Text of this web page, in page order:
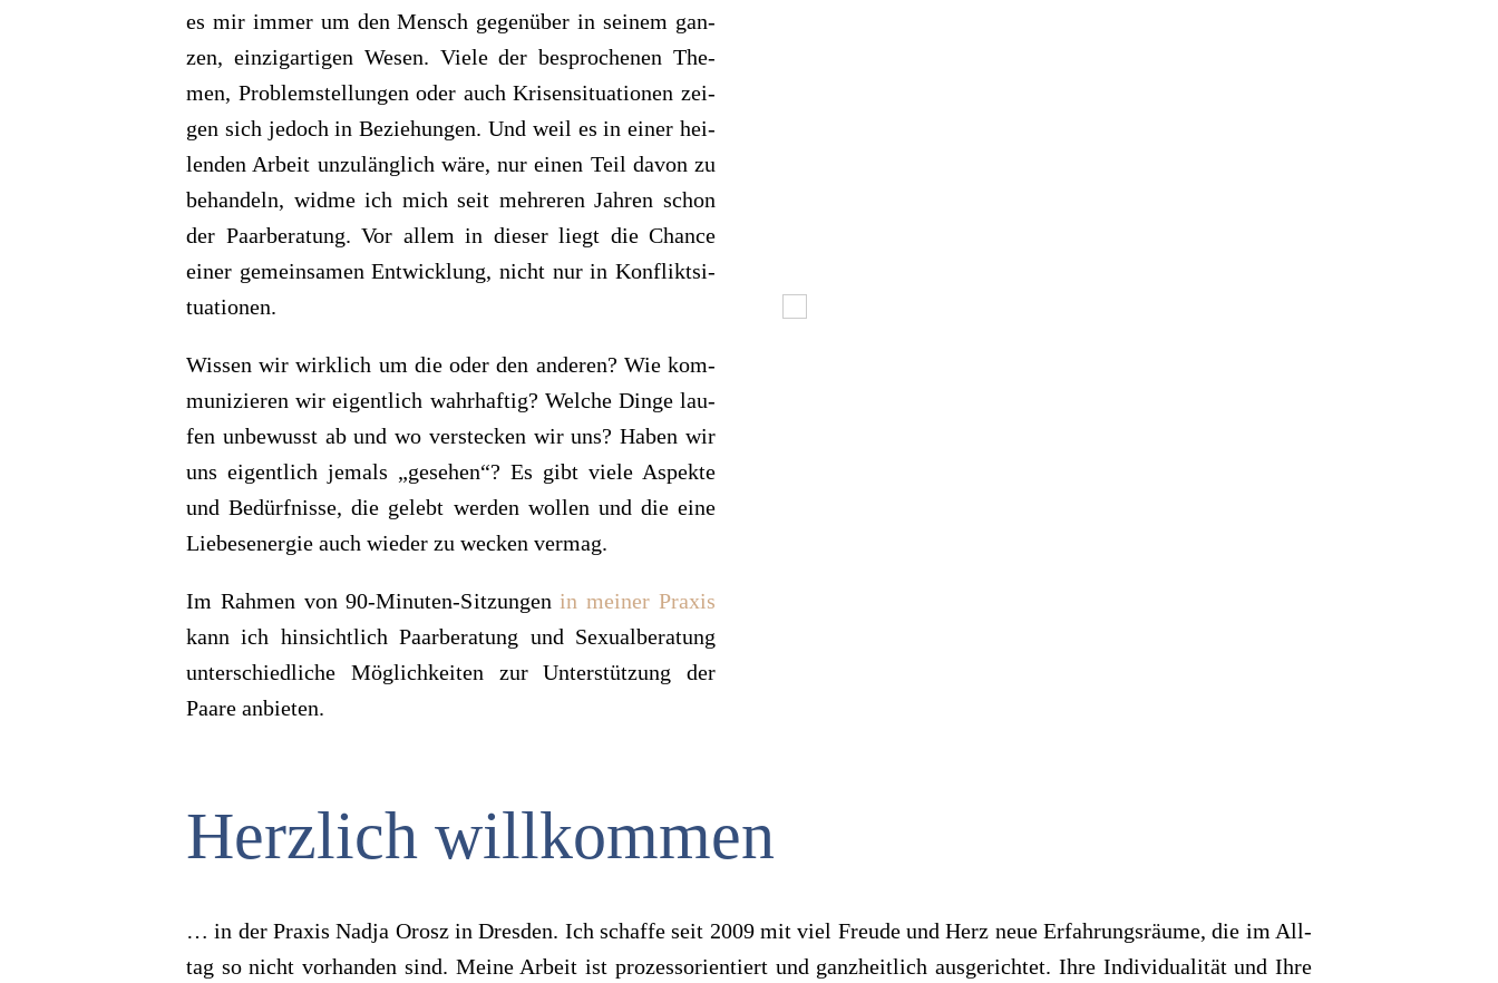
es mir immer um den Mensch gegen­über in sei­nem gan­
zen, ein­zig­ar­ti­gen Wesen. Viele der bespro­che­nen The­
men, Pro­blem­stel­lun­gen oder auch Kri­sen­si­tua­tio­nen zei­
gen sich jedoch in Bezie­hun­gen. Und weil es in einer hei­
len­den Arbeit unzu­läng­lich wäre, nur einen Teil davon zu
behan­deln, widme ich mich seit meh­re­ren Jah­ren schon
der Paar­be­ra­tung. Vor allem in die­ser liegt die Chance
einer gemein­sa­men Ent­wick­lung, nicht nur in Kon­flikt­si­
tua­tio­nen.
Wis­sen wir wirk­lich um die oder den ande­ren? Wie kom­
mu­ni­zie­ren wir eigent­lich wahr­haf­tig? Wel­che Dinge lau­
fen unbe­wusst ab und wo ver­ste­cken wir uns? Haben wir
uns eigent­lich jemals „gese­hen“? Es gibt viele Aspekte
und Bedürf­nisse, die gelebt wer­den wol­len und die eine
Lie­bes­ener­gie auch wie­der zu wecken ver­mag.
Im Rah­men von 90-Minu­ten-Sit­zun­gen in mei­ner Pra­xis
kann ich hin­sicht­lich Paar­be­ra­tung und Sexu­al­be­ra­tung
unter­schied­li­che Mög­lich­kei­ten zur Unter­stüt­zung der
Paare anbie­ten.
Herz­lich will­kom­men
… in der Pra­xis Nadja Orosz in Dres­den. Ich schaffe seit 2009 mit viel Freude und Herz neue Erfah­rungs­räume, die im All­
tag so nicht vor­han­den sind. Meine Arbeit ist pro­zess­ori­en­tiert und ganz­heit­lich aus­ge­rich­tet. Ihre Indi­vi­dua­li­tät und Ihre